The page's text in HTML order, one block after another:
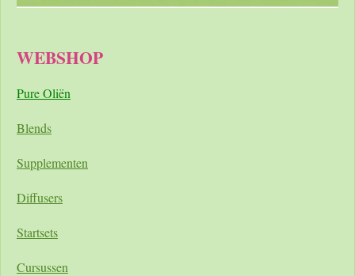
WEBSHOP
Pure Oliën
Blends
Supplementen
Diffusers
Startsets
Cursussen